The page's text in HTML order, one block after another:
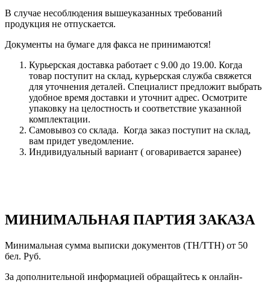
В случае несоблюдения вышеуказанных требований
продукция не отпускается.
Документы на бумаге для факса не принимаются!
Курьерская доставка работает с 9.00 до 19.00. Когда
товар поступит на склад, курьерская служба свяжется
для уточнения деталей. Специалист предложит выбрать
удобное время доставки и уточнит адрес. Осмотрите
упаковку на целостность и соответствие указанной
комплектации.
Самовывоз со склада. Когда заказ поступит на склад,
вам придет уведомление.
Индивидуальный вариант ( оговаривается заранее)
МИНИМАЛЬНАЯ ПАРТИЯ ЗАКАЗА
Минимальная сумма выписки документов (ТН/ТТН) от 50
бел. Руб.
За дополнительной информацией обращайтесь к онлайн-